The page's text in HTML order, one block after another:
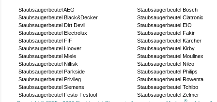
Staubsaugerbeutel AEG
Staubsaugerbeutel Bosch
Staubsaugerbeutel Black&Decker
Staubsaugerbeutel Clatronic
Staubsaugerbeutel Dirt Devil
Staubsaugerbeutel EIO
Staubsaugerbeutel Electrolux
Staubsaugerbeutel Fakir
Staubsaugerbeutel FIF
Staubsaugerbeutel Kärcher
Staubsaugerbeutel Hoover
Staubsaugerbeutel Kirby
Staubsaugerbeutel Miele
Staubsaugerbeutel Moulinex
Staubsaugerbeutel Nilfisk
Staubsaugerbeutel Nilco
Staubsaugerbeutel Parkside
Staubsaugerbeutel Philips
Staubsaugerbeutel Privileg
Staubsaugerbeutel Rowenta
Staubsaugerbeutel Siemens
Staubsaugerbeutel Tchibo
Staubsaugerbeutel Festo-Festool
Staubsaugerbeutel Zelmer
®